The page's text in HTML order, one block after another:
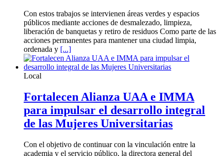
Con estos trabajos se intervienen áreas verdes y espacios
públicos mediante acciones de desmalezado, limpieza,
liberación de banquetas y retiro de residuos Como parte de las
acciones permanentes para mantener una ciudad limpia,
ordenada y [...]
Local
Fortalecen Alianza UAA e IMMA
para impulsar el desarrollo integral
de las Mujeres Universitarias
Con el objetivo de continuar con la vinculación entre la
academia y el servicio público, la directora general del